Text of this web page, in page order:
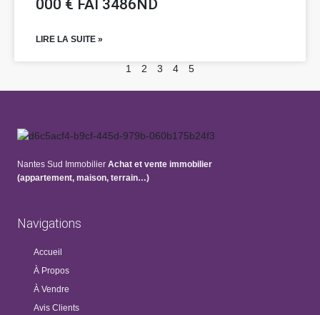
000 € FAI 3486ND
LIRE LA SUITE »
1 2 3 4 5
Nantes Sud Immobilier Achat et vente immobilier
(appartement, maison, terrain…)
Navigations
Accueil
À Propos
À Vendre
Avis Clients